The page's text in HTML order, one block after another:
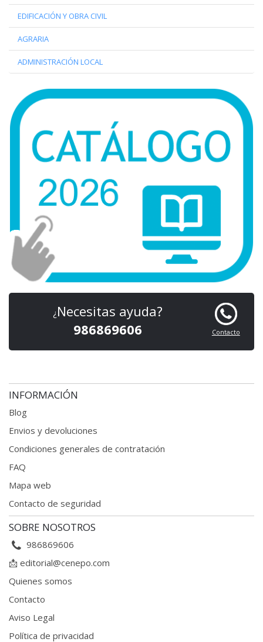
EDIFICACIÓN Y OBRA CIVIL
AGRARIA
ADMINISTRACIÓN LOCAL
Contacto
¿ Necesitas ayuda?
986869606
INFORMACIÓN
Blog
Envios y devoluciones
Condiciones generales de contratación
FAQ
Mapa web
Contacto de seguridad
SOBRE NOSOTROS
986869606
📩 editorial@cenepo.com
Quienes somos
Contacto
Aviso Legal
Política de privacidad